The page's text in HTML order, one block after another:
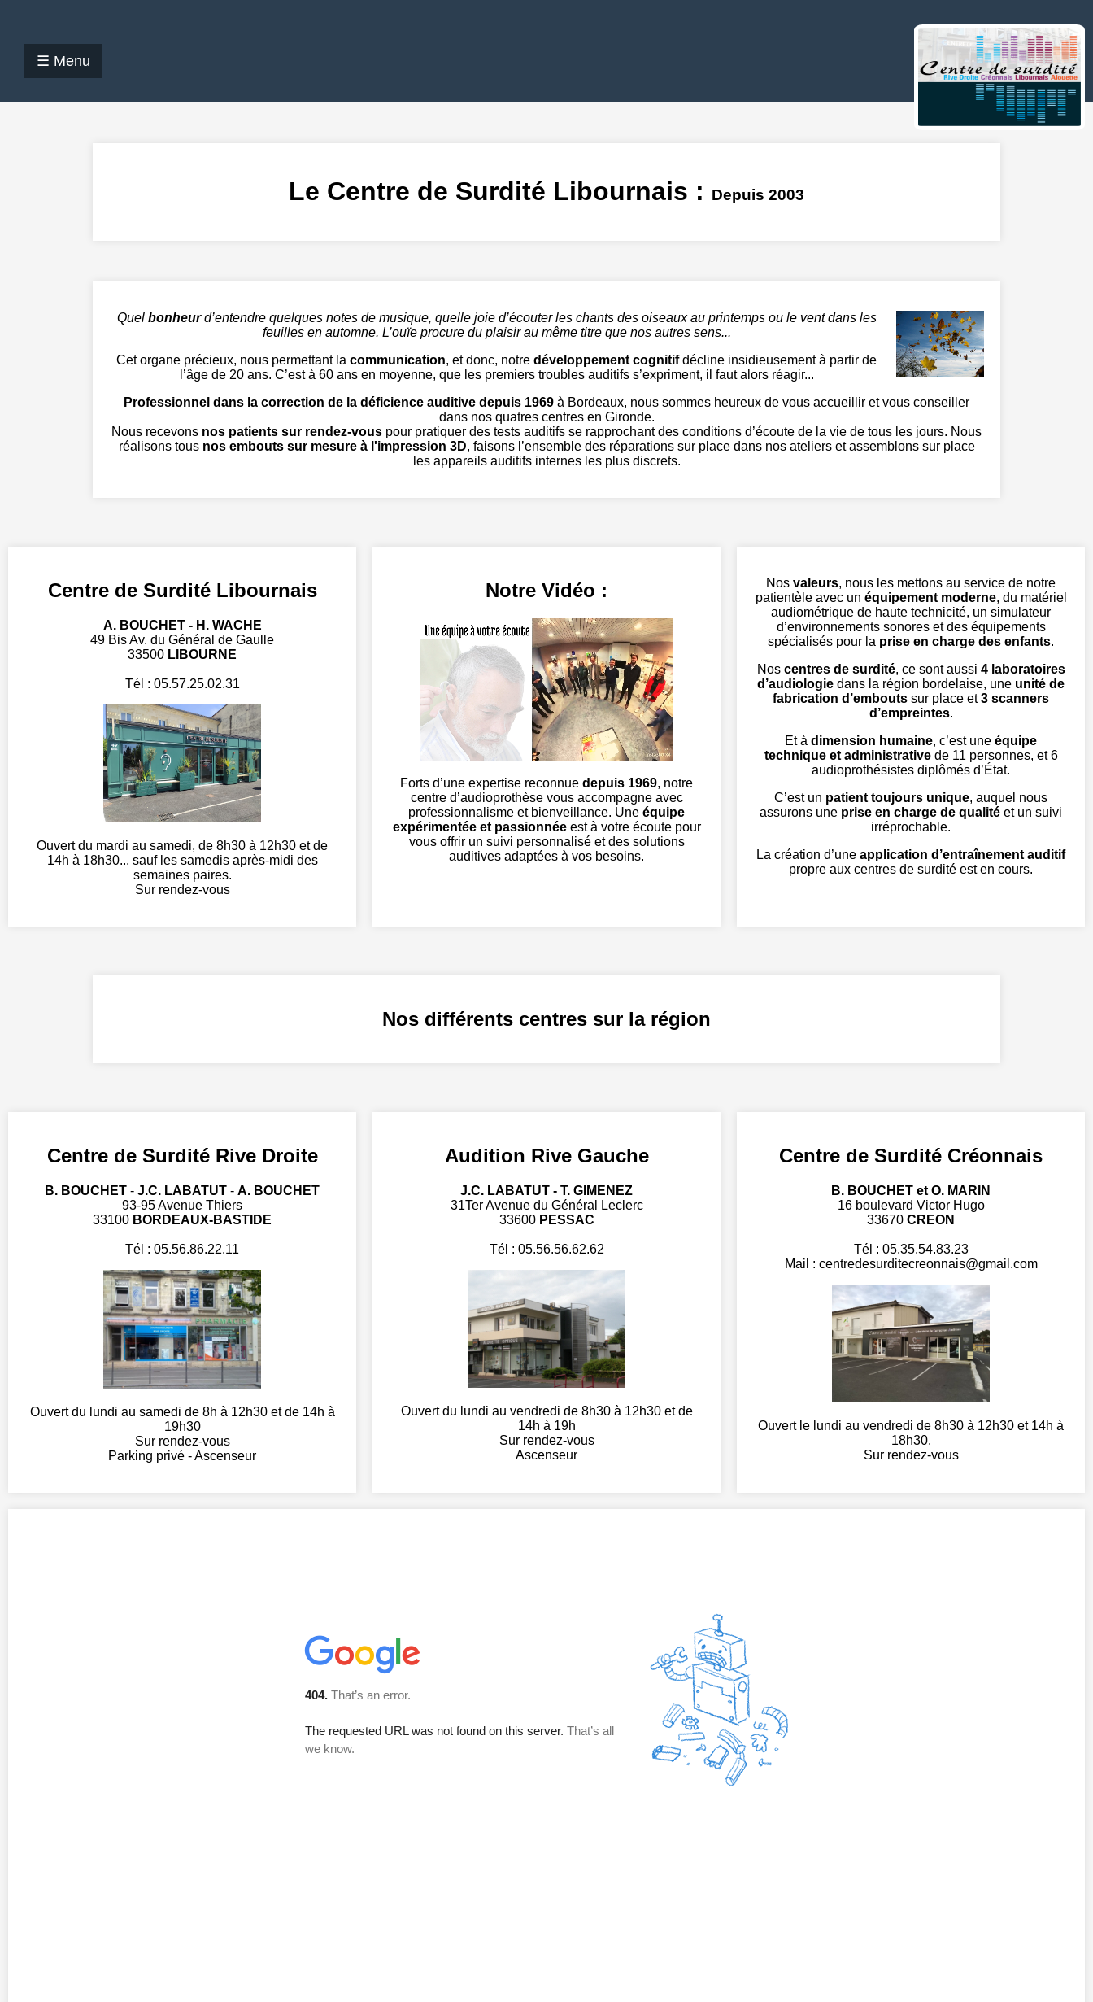
☰ Menu
Le Centre de Surdité Libournais : Depuis 2003
Quel bonheurd’entendre quelques notes de musique, quelle joie d’écouter les chants des oiseaux au printemps ou le vent dans les
feuilles en automne. L’ouïe procure du plaisir au même titre que nos autres sens...
Cet organe précieux, nous permettant lacommunication, et donc, notredéveloppement cognitifdécline insidieusement à partir de
l’âge de 20 ans. C’est à 60 ans en moyenne, que les premiers troubles auditifs s’expriment, il faut alors réagir...
Professionnel dans la correction de la déficience auditive depuis 1969 à Bordeaux, nous sommes heureux de vous accueillir et vous conseiller
dans nos quatres centres en Gironde.
Nous recevons nos patients sur rendez-vous pour pratiquer des tests auditifs se rapprochant des conditions d’écoute de la vie de tous les jours. Nous
réalisons tous nos embouts sur mesure à l'impression 3D, faisons l’ensemble des réparations sur place dans nos ateliers et assemblons sur place
les appareils auditifs internes les plus discrets.
Centre de Surdité Libournais
A. BOUCHET - H. WACHE
49 Bis Av. du Général de Gaulle
33500 LIBOURNE
Tél : 05.57.25.02.31
Ouvert du mardi au samedi, de 8h30 à 12h30 et de
14h à 18h30... sauf les samedis après-midi des
semaines paires.
Sur rendez-vous
Notre Vidéo :
Forts d’une expertise reconnue depuis 1969, notre
centre d’audioprothèse vous accompagne avec
professionnalisme et bienveillance. Une équipe
expérimentée et passionnéeest à votre écoute pour
vous offrir un suivi personnalisé et des solutions
auditives adaptées à vos besoins.
Nos valeurs, nous les mettons au service de notre
patientèle avec un équipement moderne, du matériel
audiométrique de haute technicité, un simulateur
d’environnements sonores et des équipements
spécialisés pour la prise en charge des enfants.
Nos centres de surdité, ce sont aussi 4 laboratoires
d’audiologie dans la région bordelaise, une unité de
fabrication d’embouts sur place et3 scanners
d’empreintes.
Et à dimension humaine, c’est une équipe
technique et administrativede 11 personnes, et 6
audioprothésistes diplômés d’État.
C’est un patient toujours unique, auquel nous
assurons une prise en charge de qualité et un suivi
irréprochable.
La création d’une application d’entraînement auditif
propre aux centres de surdité est en cours.
Nos différents centres sur la région
Centre de Surdité Rive Droite
B. BOUCHET - J.C. LABATUT - A. BOUCHET
93-95 Avenue Thiers
33100 BORDEAUX-BASTIDE
Tél : 05.56.86.22.11
Ouvert du lundi au samedi de 8h à 12h30 et de 14h à
19h30
Sur rendez-vous
Parking privé - Ascenseur
Audition Rive Gauche
J.C. LABATUT - T. GIMENEZ
31Ter Avenue du Général Leclerc
33600 PESSAC
Tél : 05.56.56.62.62
Ouvert du lundi au vendredi de 8h30 à 12h30 et de
14h à 19h
Sur rendez-vous
Ascenseur
Centre de Surdité Créonnais
B. BOUCHET et O. MARIN
16 boulevard Victor Hugo
33670 CREON
Tél : 05.35.54.83.23
Mail : centredesurditecreonnais@gmail.com
Ouvert le lundi au vendredi de 8h30 à 12h30 et 14h à
18h30.
Sur rendez-vous